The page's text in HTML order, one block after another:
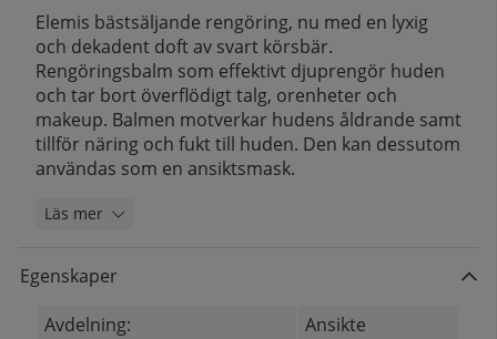
Elemis bästsäljande rengöring, nu med en lyxig
och dekadent doft av svart körsbär.
Rengöringsbalm som effektivt djuprengör huden
och tar bort överflödigt talg, orenheter och
makeup. Balmen motverkar hudens åldrande samt
tillför näring och fukt till huden. Den kan dessutom
användas som en ansiktsmask.
Läs mer
Egenskaper
Avdelning:
Ansikte